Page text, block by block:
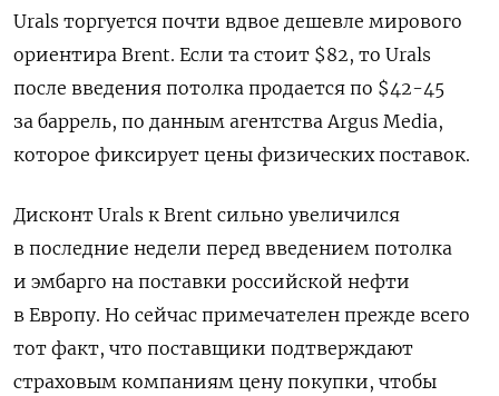
Urals торгуется почти вдвое дешевле мирового
ориентира Brent. Если та стоит $82, то Urals
после введения потолка продается по $42-45
за баррель, по данным агентства Argus Media,
которое фиксирует цены физических поставок.
Дисконт Urals к Brent сильно увеличился
в последние недели перед введением потолка
и эмбарго на поставки российской нефти
в Европу. Но сейчас примечателен прежде всего
тот факт, что поставщики подтверждают
страховым компаниям цену покупки, чтобы